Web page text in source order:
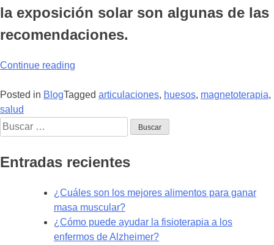
la exposición solar son algunas de las
recomendaciones.
Continue reading
unos
y
Posted in BlogTagged articulaciones, huesos, magnetoterapia,
salud
Buscar:
Entradas recientes
¿Cuáles son los mejores alimentos para ganar
masa muscular?
¿Cómo puede ayudar la fisioterapia a los
enfermos de Alzheimer?